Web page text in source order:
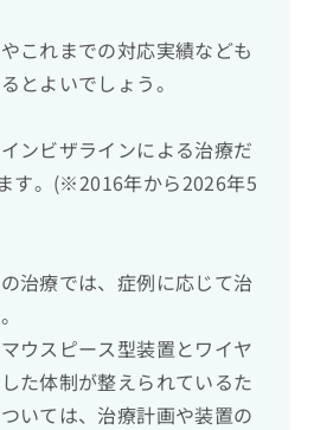
これまでの対応実績なども
とよいでしょう。
ンビザラインによる治療だ
す。(※2016年から2026年5
治療では、症例に応じて治
ウスピース型装置とワイヤ
た体制が整えられているた
いては、治療計画や装置の